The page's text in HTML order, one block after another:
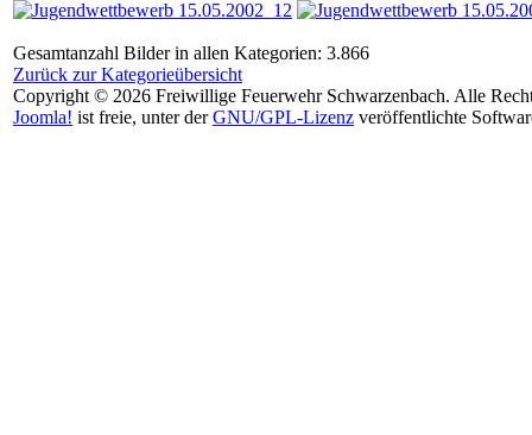
Gesamtanzahl Bilder in allen Kategorien: 3.866
Zurück zur Kategorieübersicht
Copyright © 2026 Freiwillige Feuerwehr Schwarzenbach. Alle
Joomla! ist freie, unter derGNU/GPL-Lizenz veröffentlichte